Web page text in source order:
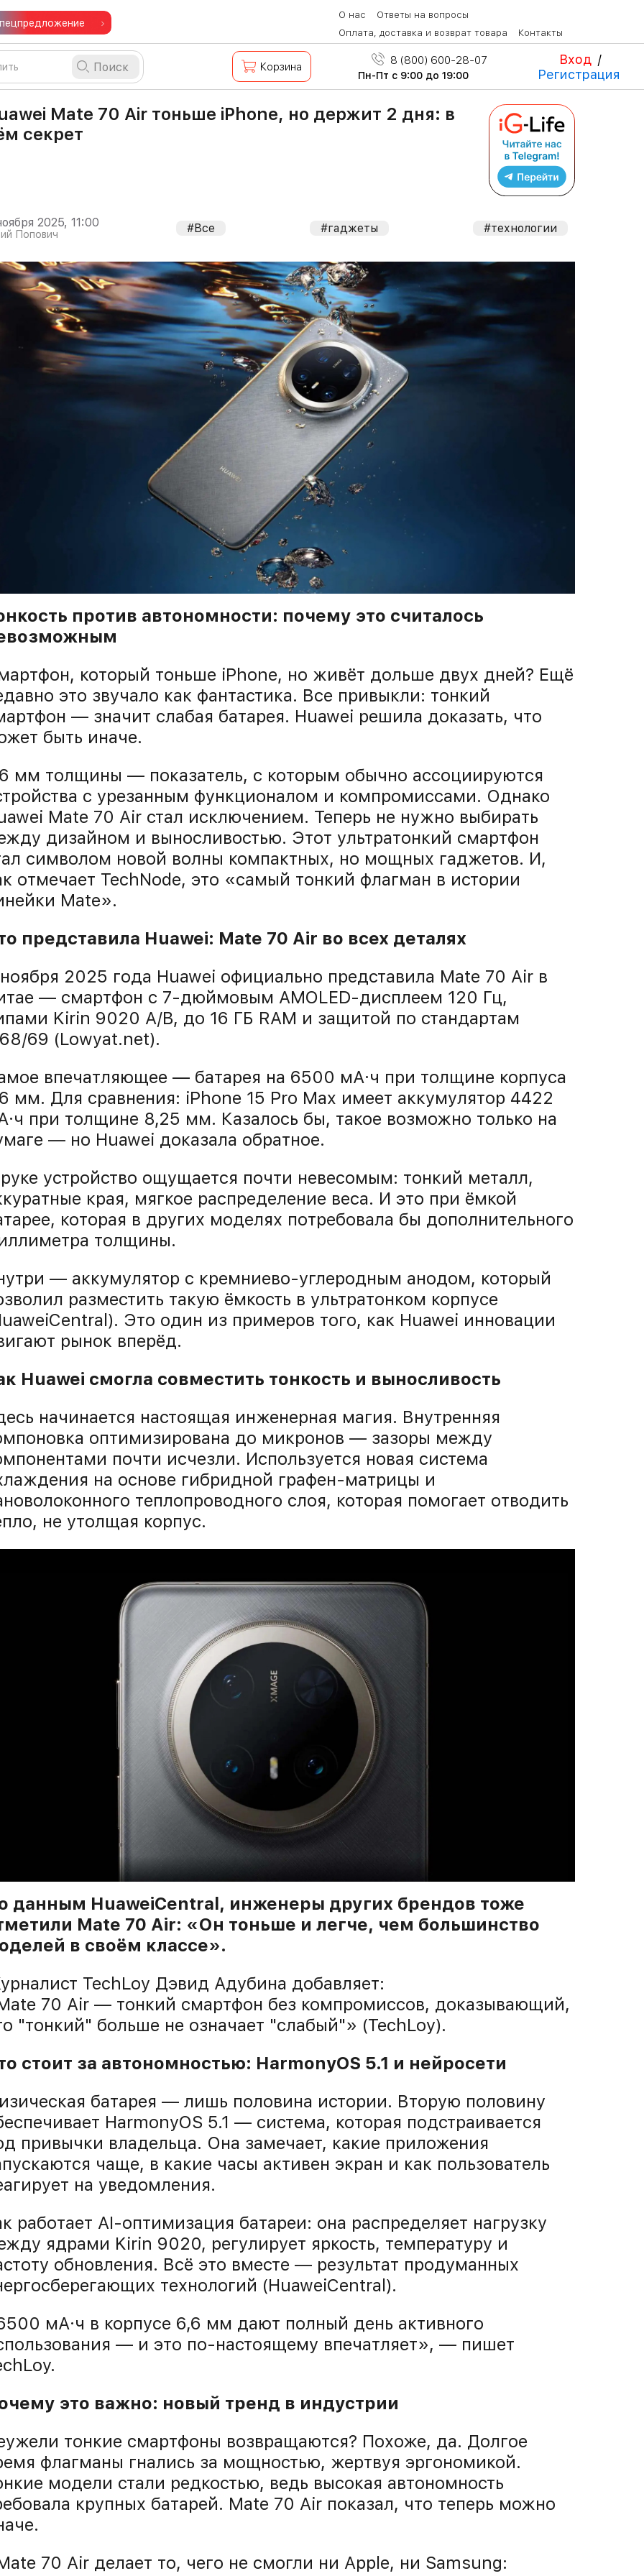
О нас
Ответы на вопросы
Оплата, доставка и возврат товара
Контакты
Поиск Корзина 8 (800) 600-28-07
Пн-Пт с 9:00 до 19:00
Вход /
Регистрация
Mate 70 Air тоньше iPhone, но держит 2 дня: в
секрет
2025, 11:00
Попович #Все #гаджеты #технологии
против автономности: почему это считалось
который тоньше iPhone, но живёт дольше двух дней? Ещё
это звучало как фантастика. Все привыкли: тонкий
— значит слабая батарея. Huawei решила доказать, что
быть иначе.
мм толщины — показатель, с которым обычно ассоциируются
с урезанным функционалом и компромиссами. Однако
Mate 70 Air стал исключением. Теперь не нужно выбирать
дизайном и выносливостью. Этот ультратонкий смартфон
символом новой волны компактных, но мощных гаджетов. И,
отмечает TechNode, это «самый тонкий флагман в истории
Mate».
представила Huawei: Mate 70 Air во всех деталях
2025 года Huawei официально представила Mate 70 Air в
— смартфон с 7-дюймовым AMOLED-дисплеем 120 Гц,
Kirin 9020 A/B, до 16 ГБ RAM и защитой по стандартам
69 (Lowyat.net).
впечатляющее — батарея на 6500 мА·ч при толщине корпуса
мм. Для сравнения: iPhone 15 Pro Max имеет аккумулятор 4422
при толщине 8,25 мм. Казалось бы, такое возможно только на
— но Huawei доказала обратное.
устройство ощущается почти невесомым: тонкий металл,
края, мягкое распределение веса. И это при ёмкой
которая в других моделях потребовала бы дополнительного
толщины.
— аккумулятор с кремниево-углеродным анодом, который
разместить такую ёмкость в ультратонком корпусе
Это один из примеров того, как Huawei инновации
рынок вперёд.
Huawei смогла совместить тонкость и выносливость
начинается настоящая инженерная магия. Внутренняя
оптимизирована до микронов — зазоры между
почти исчезли. Используется новая система
на основе гибридной графен-матрицы и
теплопроводного слоя, которая помогает отводить
не утолщая корпус.
данным HuaweiCentral, инженеры других брендов тоже
Mate 70 Air: «Он тоньше и легче, чем большинство
в своём классе».
TechLoy Дэвид Адубина добавляет:
70 Air — тонкий смартфон без компромиссов, доказывающий,
"тонкий" больше не означает "слабый"» (TechLoy).
стоит за автономностью: HarmonyOS 5.1 и нейросети
батарея — лишь половина истории. Вторую половину
HarmonyOS 5.1 — система, которая подстраивается
привычки владельца. Она замечает, какие приложения
чаще, в какие часы активен экран и как пользователь
на уведомления.
работает AI-оптимизация батареи: она распределяет нагрузку
ядрами Kirin 9020, регулирует яркость, температуру и
обновления. Всё это вместе — результат продуманных
технологий (HuaweiCentral).
мА·ч в корпусе 6,6 мм дают полный день активного
— и это по-настоящему впечатляет», — пишет
это важно: новый тренд в индустрии
тонкие смартфоны возвращаются? Похоже, да. Долгое
флагманы гнались за мощностью, жертвуя эргономикой.
модели стали редкостью, ведь высокая автономность
крупных батарей. Mate 70 Air показал, что теперь можно
70 Air делает то, чего не смогли ни Apple, ни Samsung: